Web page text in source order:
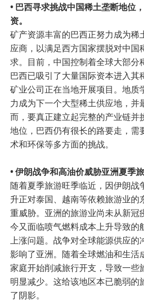
• 巴西寻求挑战中国稀土垄断地位
资。
矿产资源丰富的巴西正努力成为稀
应商，以满足西方国家摆脱对中国
求。目前，中国控制着全球大部分
巴西已吸引了大量国际资本进入其
矿业公司正在当地开展项目。地质
力成为下一个大型稀土供应地，并
而，要真正建立起完整的产业链并
地位，巴西仍有很长的路要走，需
术和环保等多方面的挑战。
• 伊朗战争和高油价威胁亚洲夏季
随着夏季旅游旺季临近，因伊朗战
升正对泰国、越南等依赖旅游业的
重威胁。亚洲的旅游业尚未从新冠
今又面临喷气燃料成本上升导致的
上涨问题。战争对全球能源供应的
影响了亚洲。随着全球燃油和生活
家庭开始削减旅行开支，导致一些
明显减少。这给该地区本已脆弱的
了阴影。